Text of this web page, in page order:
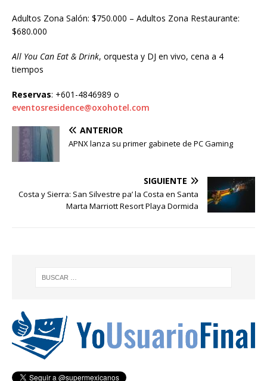
Adultos Zona Salón: $750.000 – Adultos Zona Restaurante:
$680.000
All You Can Eat & Drink, orquesta y DJ en vivo, cena a 4
tiempos
Reservas: +601-4846989 o
eventosresidence@oxohotel.com
ANTERIOR
APNX lanza su primer gabinete de PC Gaming
SIGUIENTE
Costa y Sierra: San Silvestre pa’ la Costa en Santa
Marta Marriott Resort Playa Dormida